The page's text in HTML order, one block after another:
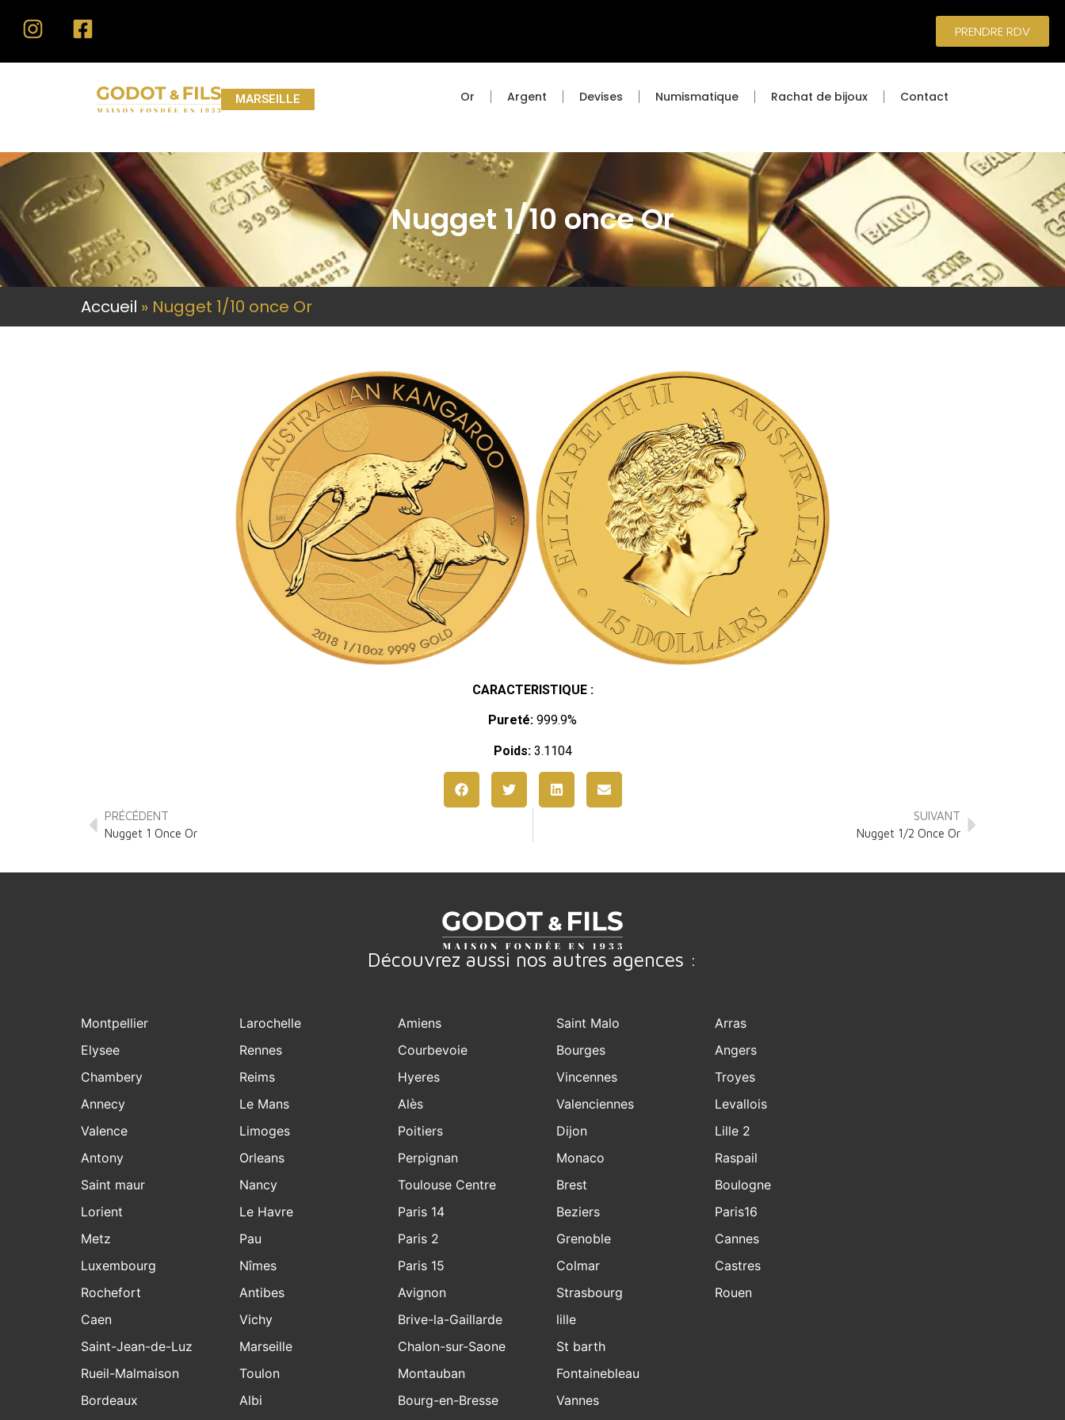
PRENDRE RDV
MARSEILLE Or Argent Devises Numismatique Rachat de bijoux Contact
Nugget 1/10 once Or
Accueil » Nugget 1/10 once Or
CARACTERISTIQUE :
Pureté: 999.9%
Poids:3.1104
PRÉCÉDENT
Nugget 1 Once Or
SUIVANT
Nugget 1/2 Once Or
Découvrez aussi nos autres agences :
Montpellier
Elysee
Chambery
Annecy
Valence
Antony
Saint maur
Lorient
Metz
Luxembourg
Rochefort
Larochelle
Rennes
Reims
Le Mans
Limoges
Orleans
Nancy
Le Havre
Pau
Nîmes
Antibes
Amiens
Courbevoie
Hyeres
Alès
Poitiers
Perpignan
Toulouse Centre
Paris 14
Paris 2
Paris 15
Avignon
Saint Malo
Bourges
Vincennes
Valenciennes
Dijon
Monaco
Brest
Beziers
Grenoble
Colmar
Strasbourg
Arras
Angers
Troyes
Levallois
Lille 2
Raspail
Boulogne
Paris16
Cannes
Castres
Rouen
Caen
Saint-Jean-de-Luz
Rueil-Malmaison
Bordeaux
Vichy
Marseille
Toulon
Albi
Brive-la-Gaillarde
Chalon-sur-Saone
Montauban
Bourg-en-Bresse
lille
St barth
Fontainebleau
Vannes